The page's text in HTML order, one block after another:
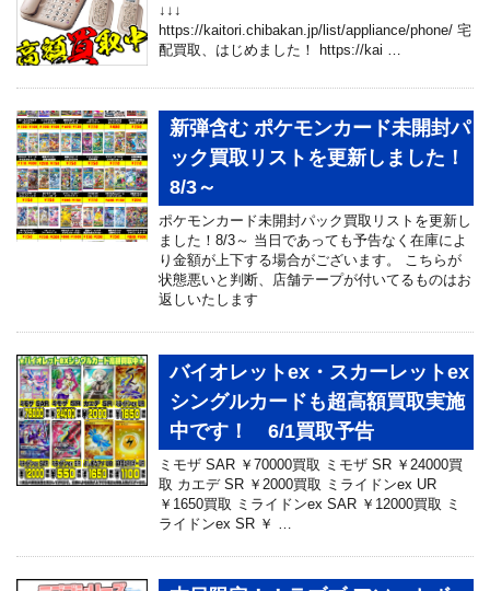
↓↓↓
https://kaitori.chibakan.jp/list/appliance/phone/ 宅
配買取、はじめました！ https://kai …
新弾含む ポケモンカード未開封パ
ック買取リストを更新しました！
8/3～
ポケモンカード未開封パック買取リストを更新し
ました！8/3～ 当日であっても予告なく在庫によ
り金額が上下する場合がございます。 こちらが
状態悪いと判断、店舗テープが付いてるものはお
返しいたします
バイオレットex・スカーレットex
シングルカードも超高額買取実施
中です！ 6/1買取予告
ミモザ SAR ￥70000買取 ミモザ SR ￥24000買
取 カエデ SR ￥2000買取 ミライドンex UR
￥1650買取 ミライドンex SAR ￥12000買取 ミ
ライドンex SR ￥ …